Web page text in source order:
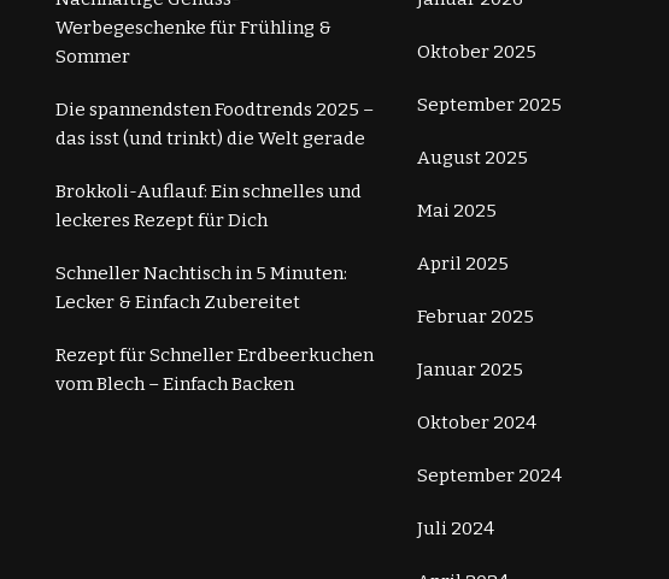
Werbegeschenke für Frühling &
Sommer
Die spannendsten Foodtrends 2025 –
das isst (und trinkt) die Welt gerade
Brokkoli-Auflauf: Ein schnelles und
leckeres Rezept für Dich
Schneller Nachtisch in 5 Minuten:
Lecker & Einfach Zubereitet
Rezept für Schneller Erdbeerkuchen
vom Blech – Einfach Backen
Oktober 2025
September 2025
August 2025
Mai 2025
April 2025
Februar 2025
Januar 2025
Oktober 2024
September 2024
Juli 2024